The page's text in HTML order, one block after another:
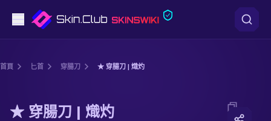
步槍
首頁 匕首 穿腸刀 ★ 穿腸刀 | 熾灼
Media of ★ 穿腸刀 | 熾灼
★ 穿腸刀 | 熾灼